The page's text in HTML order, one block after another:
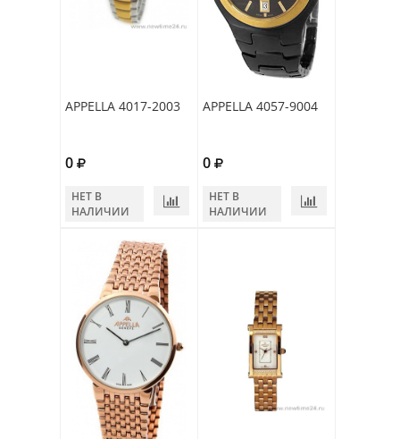
APPELLA 4017-2003
0
НЕТ В
НАЛИЧИИ
APPELLA 4057-9004
0
НЕТ В
НАЛИЧИИ